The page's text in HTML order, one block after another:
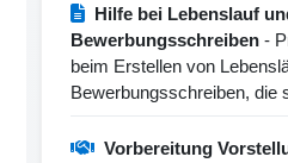
Hilfe bei Lebenslauf
Bewerbungsschreiben -
beim Erstellen von
Bewerbungsschreiben, die
Vorbereitung